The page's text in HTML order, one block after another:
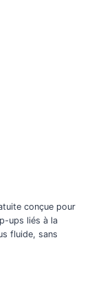
conçue pour
ups liés à la
fluide, sans